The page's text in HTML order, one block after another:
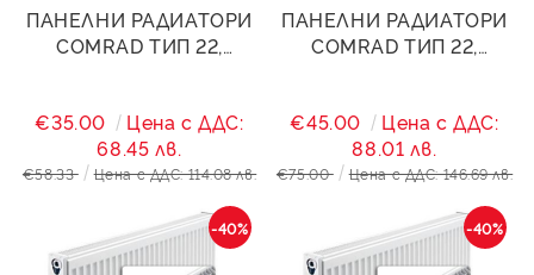
ПАНЕЛНИ РАДИАТОРИ
COMRAD ТИП 22,
€35.00
Цена с ДДС:
68.45 лв.
€58.33 Цена с ДДС: 114.08 лв.
ПАНЕЛНИ РАДИАТОРИ
COMRAD ТИП 22,
€45.00
Цена с ДДС:
88.01 лв.
€75.00 Цена с ДДС: 146.69 лв.
-40% -40%